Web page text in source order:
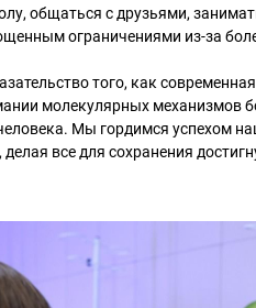
общаться с друзьями,
ограничениями из-за
того, как
молекулярных механизмов
Мы гордимся успехом
все для сохранения